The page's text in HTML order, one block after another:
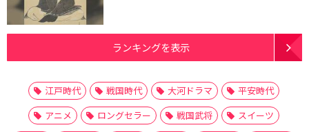
ランキングを表示
江戸時代 戦国時代 大河ドラマ
平安時代
アニメ
ロングセラー 戦国武将
スイーツ